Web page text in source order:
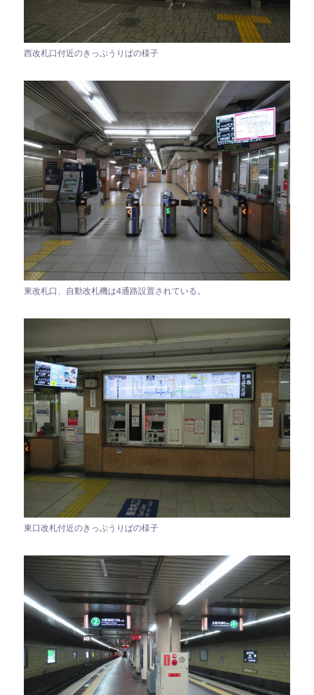
西改札口付近のきっぷうりばの様子
東改札口、自動改札機は4通路設置されている。
東口改札付近のきっぷうりばの様子